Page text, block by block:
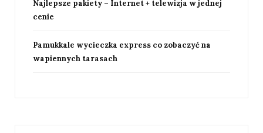
Najlepsze pakiety – Internet + telewizja w jednej
cenie
Pamukkale wycieczka express co zobaczyć na
wapiennych tarasach